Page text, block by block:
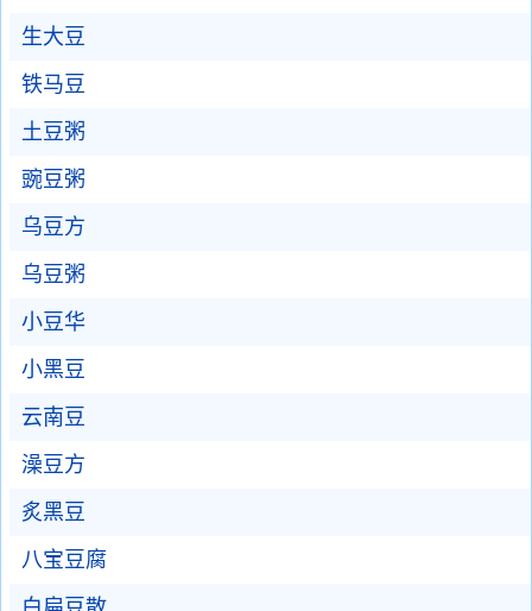
生大豆
铁马豆
土豆粥
豌豆粥
乌豆方
乌豆粥
小豆华
小黑豆
云南豆
澡豆方
炙黑豆
八宝豆腐